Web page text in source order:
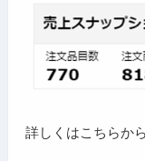
詳しくはこちらか